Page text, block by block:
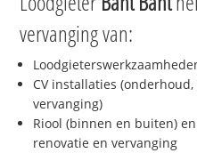
vervanging van:
CV installaties
vervanging)
Riool (binnen en buiten)
renovatie en vervanging